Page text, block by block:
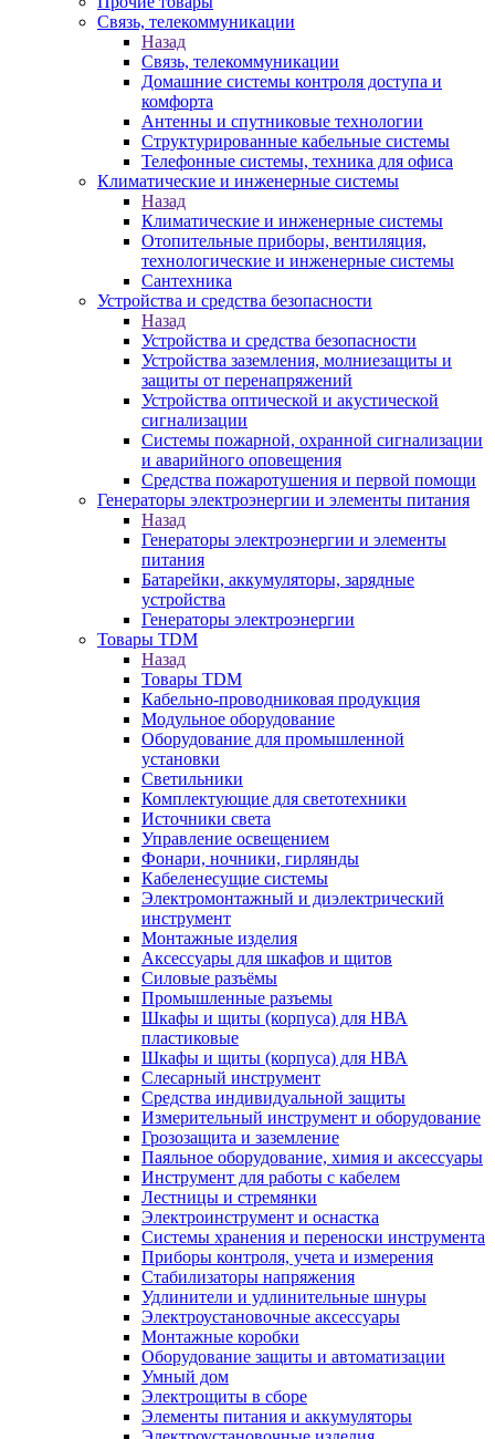
Связь, телекоммуникации
Назад
Связь, телекоммуникации
Домашние системы контроля доступа и
комфорта
Антенны и спутниковые технологии
Структурированные кабельные системы
Телефонные системы, техника для офиса
Климатические и инженерные системы
Назад
Климатические и инженерные системы
Отопительные приборы, вентиляция,
технологические и инженерные системы
Сантехника
Устройства и средства безопасности
Назад
Устройства и средства безопасности
Устройства заземления, молниезащиты и
защиты от перенапряжений
Устройства оптической и акустической
сигнализации
Системы пожарной, охранной сигнализации
и аварийного оповещения
Средства пожаротушения и первой помощи
Генераторы электроэнергии и элементы питания
Назад
Генераторы электроэнергии и элементы
питания
Батарейки, аккумуляторы, зарядные
устройства
Генераторы электроэнергии
Товары TDM
Назад
Товары TDM
Кабельно-проводниковая продукция
Модульное оборудование
Оборудование для промышленной
установки
Светильники
Комплектующие для светотехники
Источники света
Управление освещением
Фонари, ночники, гирлянды
Кабеленесущие системы
Электромонтажный и диэлектрический
инструмент
Монтажные изделия
Аксессуары для шкафов и щитов
Силовые разъёмы
Промышленные разъемы
Шкафы и щиты (корпуса) для НВА
пластиковые
Шкафы и щиты (корпуса) для НВА
Слесарный инструмент
Средства индивидуальной защиты
Измерительный инструмент и оборудование
Грозозащита и заземление
Паяльное оборудование, химия и аксессуары
Инструмент для работы с кабелем
Лестницы и стремянки
Электроинструмент и оснастка
Системы хранения и переноски инструмента
Приборы контроля, учета и измерения
Стабилизаторы напряжения
Удлинители и удлинительные шнуры
Электроустановочные аксессуары
Монтажные коробки
Оборудование защиты и автоматизации
Умный дом
Электрощиты в сборе
Элементы питания и аккумуляторы